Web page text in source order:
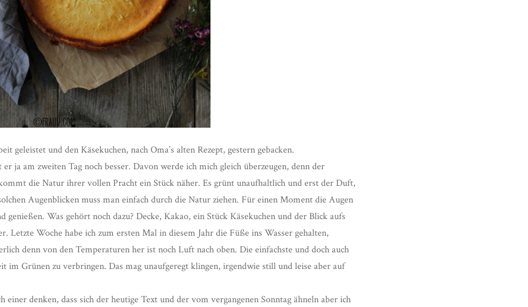
geleistet und den Käsekuchen, nach Oma’s alten Rezept, gestern gebacken.
ja am zweiten Tag noch besser. Davon werde ich mich gleich überzeugen, denn der
die Natur ihrer vollen Pracht ein Stück näher. Es grünt unaufhaltlich und erst der Duft,
Augenblicken muss man einfach durch die Natur ziehen. Für einen Moment die Augen
genießen. Was gehört noch dazu? Decke, Kakao, ein Stück Käsekuchen und der Blick aufs
Letzte Woche habe ich zum ersten Mal in diesem Jahr die Füße ins Wasser gehalten,
denn von den Temperaturen her ist noch Luft nach oben. Die einfachste und doch auch
im Grünen zu verbringen. Das mag unaufgeregt klingen, irgendwie still und leise aber auf
einer denken, dass sich der heutige Text und der vom vergangenen Sonntag ähneln aber ich